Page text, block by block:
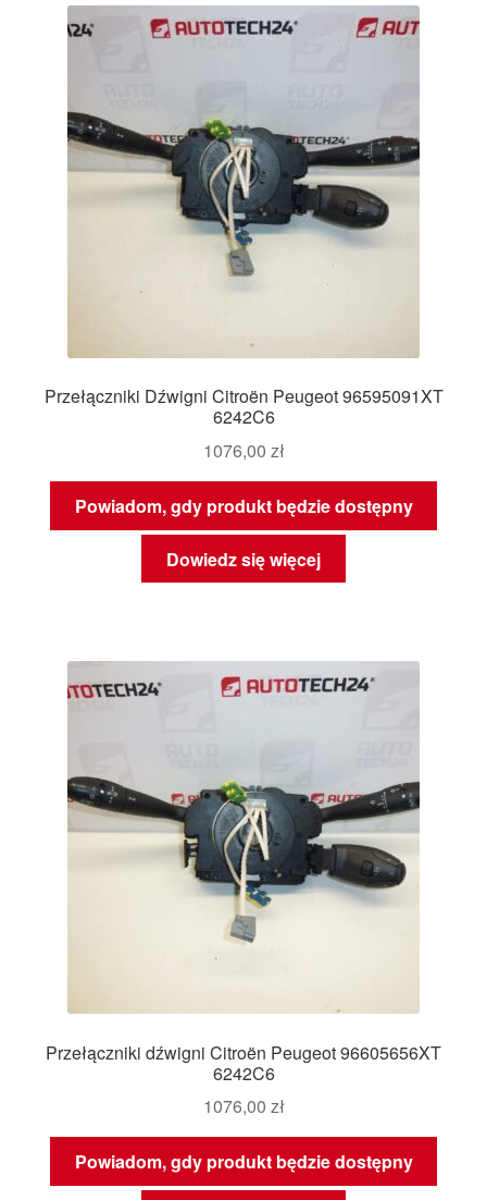
Przełączniki Dźwigni Citroën Peugeot 96595091XT
6242C6
1076,00 zł
Powiadom, gdy produkt będzie dostępny
Dowiedz się więcej
Przełączniki dźwigni Citroën Peugeot 96605656XT
6242C6
1076,00 zł
Powiadom, gdy produkt będzie dostępny